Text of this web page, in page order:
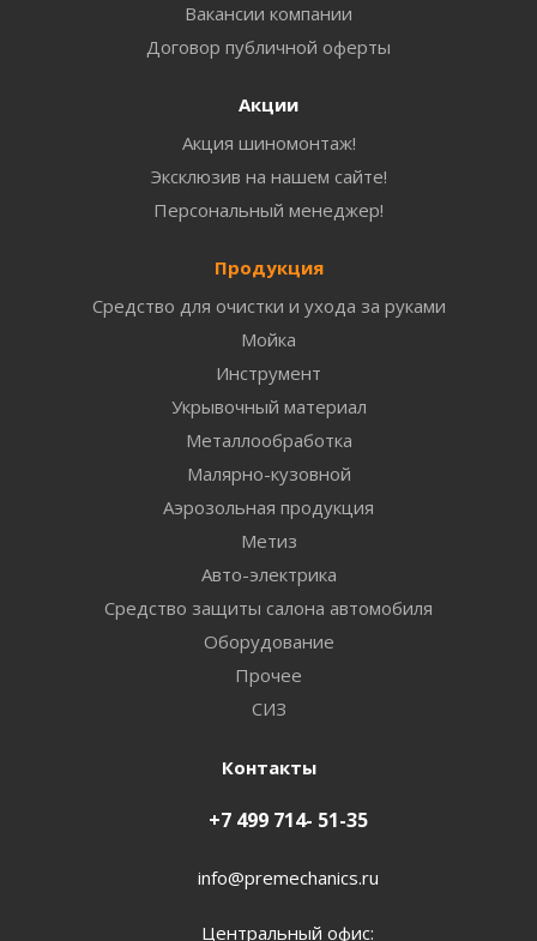
Вакансии компании
Договор публичной оферты
Акции
Акция шиномонтаж!
Эксклюзив на нашем сайте!
Персональный менеджер!
Продукция
Средство для очистки и ухода за руками
Мойка
Инструмент
Укрывочный материал
Металлообработка
Малярно-кузовной
Аэрозольная продукция
Метиз
Авто-электрика
Средство защиты салона автомобиля
Оборудование
Прочее
СИЗ
Контакты
+7 499 714- 51-35
info@premechanics.ru
Центральный офис: